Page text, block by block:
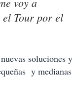
el Tour por el
soluciones y
y medianas